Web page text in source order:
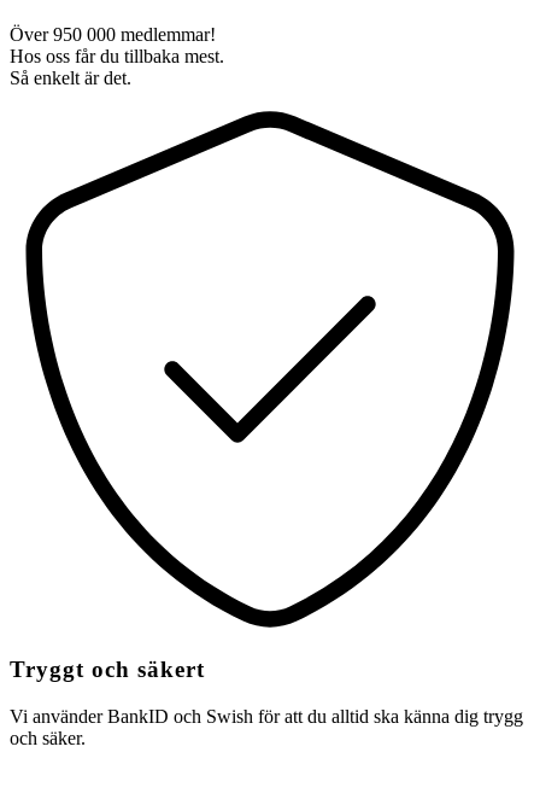
Över 950 000 medlemmar!
Hos oss får du tillbaka mest.
Så enkelt är det.
Tryggt och säkert
Vi använder BankID och Swish för att du alltid ska känna dig trygg
och säker.